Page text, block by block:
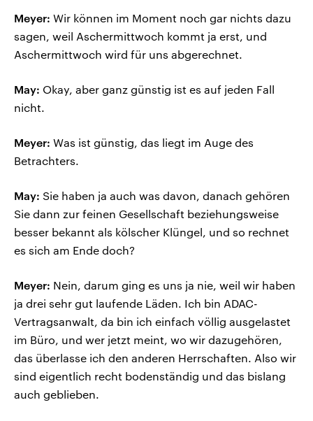
Meyer: Wir können im Moment noch gar nichts dazu
sagen, weil Aschermittwoch kommt ja erst, und
Aschermittwoch wird für uns abgerechnet.
May: Okay, aber ganz günstig ist es auf jeden Fall
nicht.
Meyer: Was ist günstig, das liegt im Auge des
Betrachters.
May: Sie haben ja auch was davon, danach gehören
Sie dann zur feinen Gesellschaft beziehungsweise
besser bekannt als kölscher Klüngel, und so rechnet
es sich am Ende doch?
Meyer: Nein, darum ging es uns ja nie, weil wir haben
ja drei sehr gut laufende Läden. Ich bin ADAC-
Vertragsanwalt, da bin ich einfach völlig ausgelastet
im Büro, und wer jetzt meint, wo wir dazugehören,
das überlasse ich den anderen Herrschaften. Also wir
sind eigentlich recht bodenständig und das bislang
auch geblieben.